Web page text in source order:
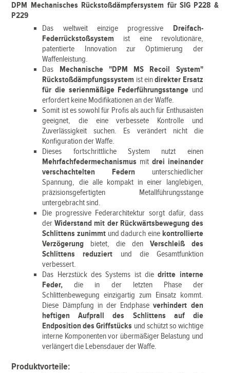
DPM Mechanisches Rückstoßdämpfersystem für SIG P228 &
P229
Das weltweit einzige progressive Dreifach-
Federrückstoßsystem ist eine revolutionäre,
patentierte Innovation zur Optimierung der
Waffenleistung.
Das Mechanische "DPM MS Recoil System"
Rückstoßdämpfungssystem ist eindirekter Ersatz
für die serienmäßige Federführungsstange und
erfordert keine Modifikationen an der Waffe.
Somit ist es sowohl für Profis als auch für Enthusaisten
geeignet, die eine verbessete Kontrolle und
Zuverlässigkeit suchen. Es verändert nicht die
Konfiguration der Waffe.
Dieses fortschrittliche System nutzt einen
Mehrfachfedermechanismus mit drei ineinander
verschachtelten Federn unterschiedlicher
Spannung, die alle kompakt in einer langlebigen,
präzisionsgefertigten Metallführungsstange
untergebracht sind.
Die progressive Federarchitektur sorgt dafür, dass
derWiderstand mit der Rückwärtsbewegung des
Schlittens zunimmt und dadurch eine kontrollierte
Verzögerung bietet, die den Verschleiß des
Schlittens reduziert und die Gesamtfunktion
verbessert.
Das Herzstück des Systems ist diedritte interne
Feder, die in der letzten Phase der
Schlittenbewegung einzigartig zum Einsatz kommt.
Diese Dämpfung in der Endphaseverhindert den
heftigen Aufprall des Schlittens auf die
Endposition des Griffstücks und schützt so wichtige
interne Komponenten vor übermäßiger Belastung und
verlängert die Lebensdauer der Waffe.
Produktvorteile: